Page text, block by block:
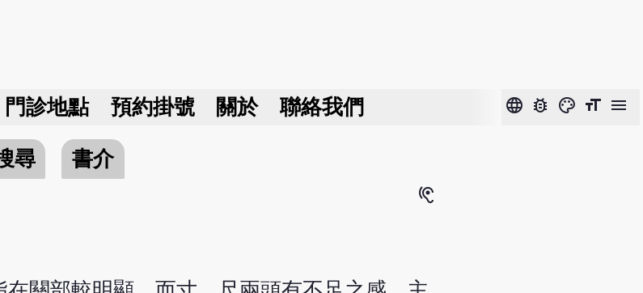
門診地點 預約掛號 關於 聯絡我們 language bug_report color_lens format_size menu
尋
書介
hearing